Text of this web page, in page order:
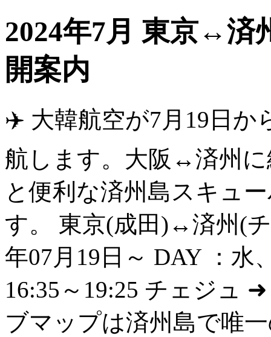
2024年7月 東京↔済
開案内
✈️ 大韓航空が7月19日か
航します。大阪↔済州
と便利な済州島スキュ
す。 東京(成田)↔済州(
年07月19日～ DAY ：
16:35～19:25 チェジュ
ブマップは済州島で唯